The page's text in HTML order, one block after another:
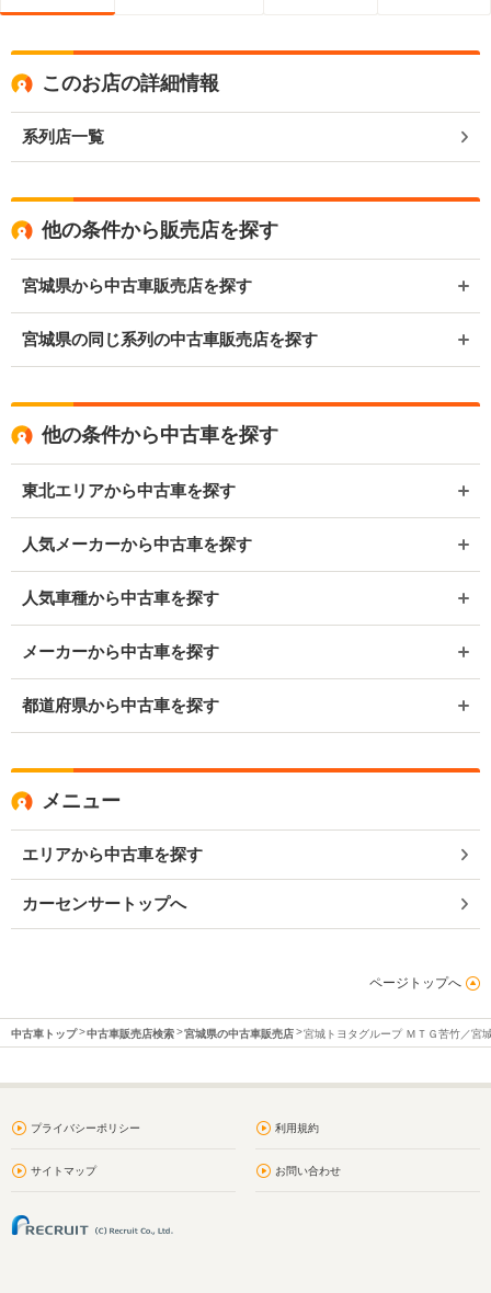
このお店の詳細情報
系列店一覧
他の条件から販売店を探す
宮城県から中古車販売店を探す
宮城県の同じ系列の中古車販売店を探す
他の条件から中古車を探す
東北エリアから中古車を探す
人気メーカーから中古車を探す
人気車種から中古車を探す
メーカーから中古車を探す
都道府県から中古車を探す
メニュー
エリアから中古車を探す
カーセンサートップへ
ページトップへ
中古車トップ 中古車販売店検索 宮城県の中古車販売店 宮城トヨタグループ ＭＴＧ苦竹／宮
プライバシーポリシー 利用規約
サイトマップ お問い合わせ